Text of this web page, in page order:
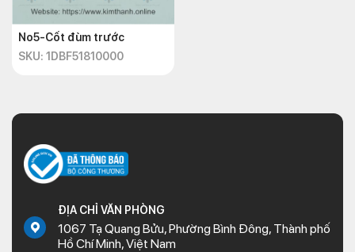
No5-Cốt đùm trước
SKU: 1DBF51810000
ĐỊA CHỈ VĂN PHÒNG
1067 Tạ Quang Bửu, Phường Bình Đông, Thành phố
Hồ Chí Minh, Việt Nam